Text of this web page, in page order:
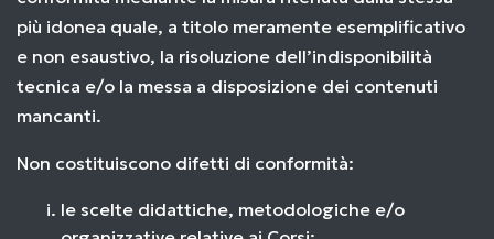
più idonea quale, a titolo meramente esemplificativo
e non esaustivo, la risoluzione dell’indisponibilità
tecnica e/o la messa a disposizione dei contenuti
mancanti.
Non costituiscono difetti di conformità:
le scelte didattiche, metodologiche e/o